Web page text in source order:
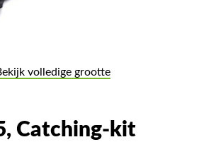
volledige grootte
Catching-kit